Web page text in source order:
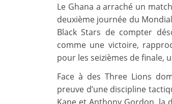
Le Ghana a arraché un
deuxième journée du
Black Stars de compter
comme une victoire,
pour les seizièmes de finale,
Face à des Three Lions
preuve d’une discipline